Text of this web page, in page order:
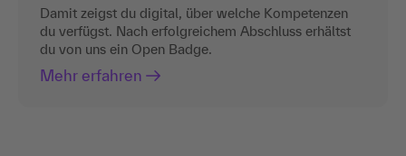
Damit zeigst du digital, über welche Kompetenzen
du verfügst. Nach erfolgreichem Abschluss erhältst
du von uns ein Open Badge.
Mehr erfahren